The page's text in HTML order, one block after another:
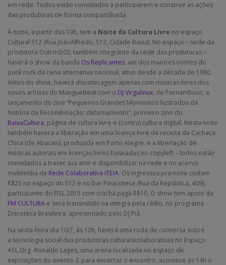
em rede. Todos estão convidados a participarem e construir as ações
das produtoras de forma compartilhada.
À noite, a partir das 19h, tem a Noite da Cultura Livre no espaço
Cultural 512 (Rua JoãoAlfredo, 512, Cidade Baixa). No espaço – sede da
produtora Outros500, também integrante da rede das produtoras –
haverá o show da banda Os Replicantes, um dos maiores nomes do
punk rock da cena alternativa nacional, ativo desde a década de 1980.
Antes do show, haverá discotecagem apenas com músicas livres dos
novos artistas do MangueBeat com o DJ Virgulinux, de Pernambuco, e
lançamento do zine “Pequenos Grandes Momentos Ilustrados da
história da Recombinação: deturnamento”, primeiro zine do
BaixaCultura, página de cultura livre e (contra) cultura digital. Nesta noite
também haverá a liberação em uma licença livre da receita da Cachaça
Chica (de Abacaxi), produzida em Porto Alegre, e a libertação de
músicas autorais em licenças livres baseadas no copyleft – todos estão
convidados a trazer sua arte e disponibilizar na rede e no acervo
multimídia da Rede Colaborativa iTEIA. Os ingressos pra noite custam
R$25 no espaço do 512 e no bar Pinacoteca (Rua da República, 409);
participante do FISL 2015 com crachá paga R$10. O show tem apoio da
FM CULTURA e será transmitido na integra pela rádio, no programa
Discoteca Brasileira, apresentado pelo DJ Piá.
Na sexta-feira dia 10/7, às 10h, haverá uma roda de conversa sobre
a tecnologia social das produtoras culturaiscolaborativas no Espaço
ASL.Org -Ronaldo Lages, uma arena localizada no espaço de
exposições do evento. E para encerrar o encontro, acontece às 14h o